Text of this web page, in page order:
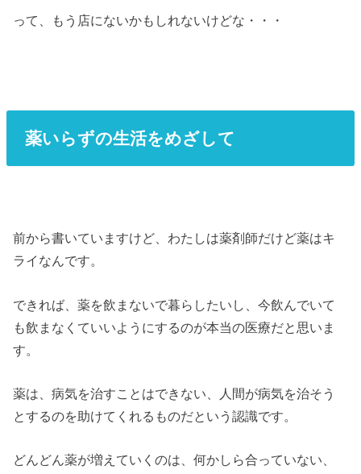
って、もう店にないかもしれないけどな・・・
薬いらずの生活をめざして
前から書いていますけど、わたしは薬剤師だけど薬はキ
ライなんです。
できれば、薬を飲まないで暮らしたいし、今飲んでいて
も飲まなくていいようにするのが本当の医療だと思いま
す。
薬は、病気を治すことはできない、人間が病気を治そう
とするのを助けてくれるものだという認識です。
どんどん薬が増えていくのは、何かしら合っていない、